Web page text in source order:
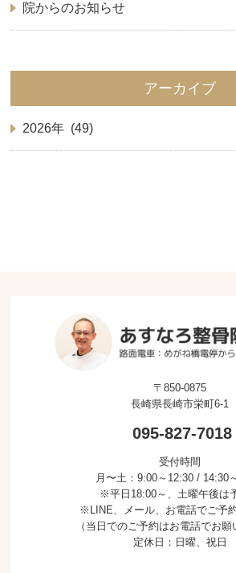
院からのお知らせ
アーカイブ
2026年 (49)
〒850-0875
長崎県長崎市栄町6-1
095-827-7018
受付時間
月〜土：9:00～12:30 / 14:30
※平日18:00～、土曜午後は
※LINE、メール、お電話でご予
（当日でのご予約はお電話でお願
定休日：日曜、祝日